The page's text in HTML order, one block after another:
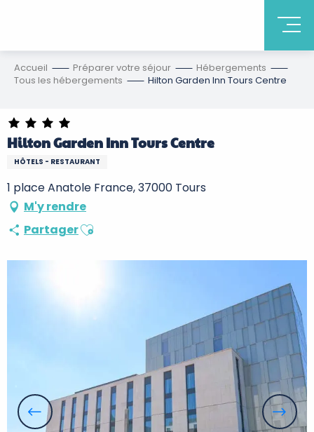
Accueil Préparer votre séjour
Hébergements
Tous les hébergements
Hilton Garden Inn Tours Centre
Hilton Garden Inn Tours Centre
HÔTELS - RESTAURANT
1 place Anatole France, 37000 Tours
M'y rendre
PartagerAjouter aux favoris